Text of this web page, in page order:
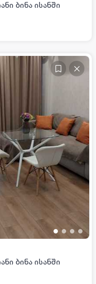
ბინა ისანში
• • • •
ბინა ისანში